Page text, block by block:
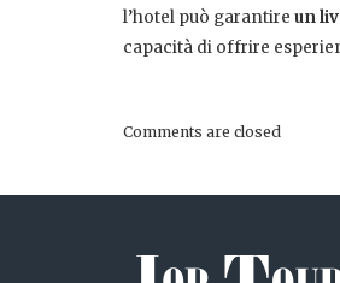
l’hotel può garantire un
capacità di offrire
Comments are closed